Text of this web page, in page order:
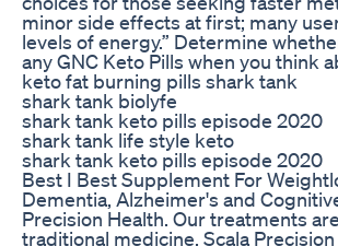
minor side effects at first; many
levels of energy.” Determine
any GNC Keto Pills when you think
keto fat burning pills shark tank
shark tank biolyfe
shark tank keto pills episode 2020
shark tank life style keto
shark tank keto pills episode 2020
Best I Best Supplement For
Dementia, Alzheimer's and
Precision Health. Our treatments
traditional medicine. Scala